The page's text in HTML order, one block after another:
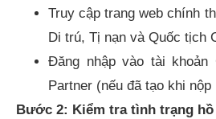
Truy cập trang web chính
Di trú, Tị nạn và Quốc tịch
Đăng nhập vào tài khoản
Partner (nếu đã tạo khi
Bước 2: Kiểm tra tình trạng